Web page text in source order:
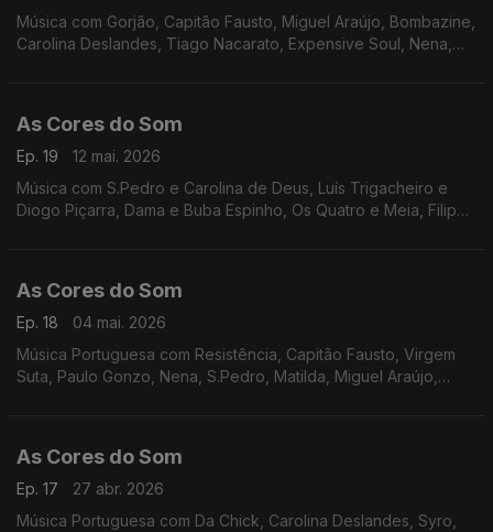
Música com Gorjão, Capitão Fausto, Miguel Araújo, Bombazine,
Carolina Deslandes, Tiago Nacarato, Expensive Soul, Nena,
As Cores do Som
Ep. 19
12 mai. 2026
Música com S.Pedro e Carolina de Deus, Luís Trigacheiro e
Diogo Piçarra, Dama e Buba Espinho, Os Quatro e Meia, Filipe
As Cores do Som
Ep. 18
04 mai. 2026
Música Portuguesa com Resistência, Capitão Fausto, Virgem
Suta, Paulo Gonzo, Nena, S.Pedro, Matilda, Miguel Araújo,
As Cores do Som
Ep. 17
27 abr. 2026
Música Portuguesa com Da Chick, Carolina Deslandes, Syro,